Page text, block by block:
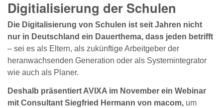
Digitialisierung der Schulen
Die Digitalisierung von Schulen ist seit Jahren nicht
nur in Deutschland ein Dauerthema, dass jeden betrifft
– sei es als Eltern, als zukünftige Arbeitgeber der
heranwachsenden Generation oder als Systemintegrator
wie auch als Planer.
Deshalb präsentiert AVIXA im November ein Webinar
mit Consultant Siegfried Hermann von macom, um